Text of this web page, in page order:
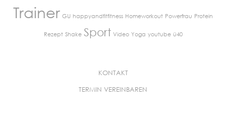
Trainer GU happyandfitfitness Homeworkout Powerfrau Protein
Rezept Shake Sport Video Yoga youtube ü40
KONTAKT
TERMIN VEREINBAREN